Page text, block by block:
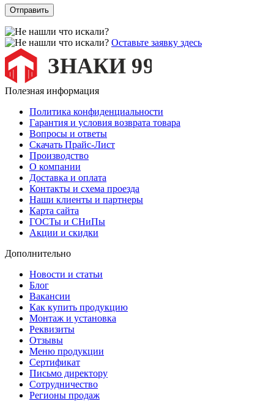
Оставьте заявку здесь
Полезная информация
Политика конфиденциальности
Гарантия и условия возврата товара
Вопросы и ответы
Скачать Прайс-Лист
Производство
О компании
Доставка и оплата
Контакты и схема проезда
Наши клиенты и партнеры
Карта сайта
ГОСТы и СНиПы
Акции и скидки
Дополнительно
Новости и статьи
Блог
Вакансии
Как купить продукцию
Монтаж и установка
Реквизиты
Отзывы
Меню продукции
Сертификат
Письмо директору
Сотрудничество
Регионы продаж